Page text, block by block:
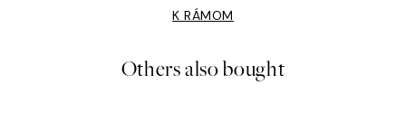
K RÁMOM
Others also bought